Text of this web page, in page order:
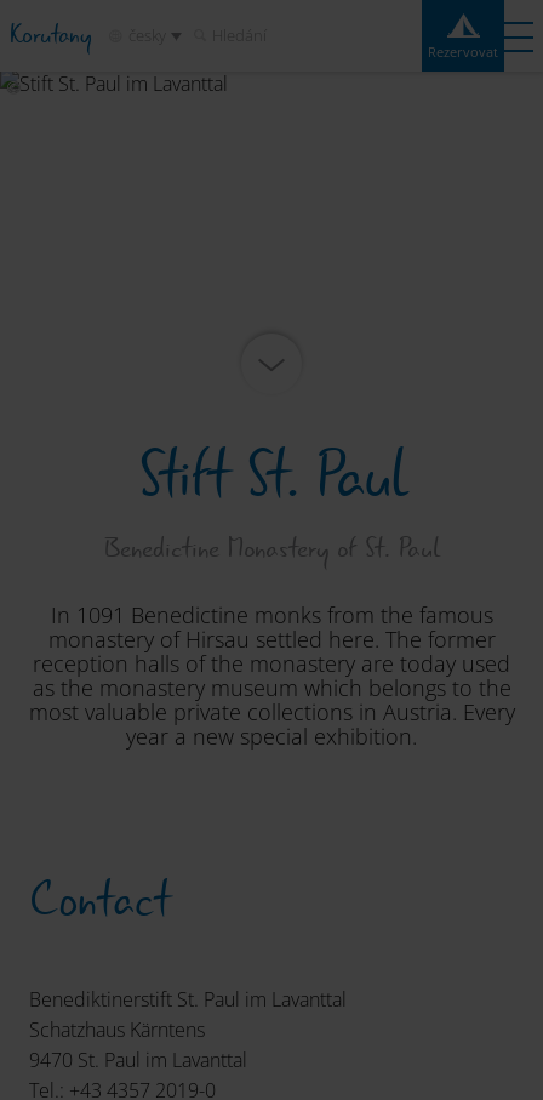
Korutany Rezervovat
Stift St. Paul
Benedictine Monastery of St. Paul
In 1091 Benedictine monks from the famous
monastery of Hirsau settled here. The former
reception halls of the monastery are today used
as the monastery museum which belongs to the
most valuable private collections in Austria. Every
year a new special exhibition.
Contact
Benediktinerstift St. Paul im Lavanttal
Schatzhaus Kärntens
9470 St. Paul im Lavanttal
Tel.: +43 4357 2019-0